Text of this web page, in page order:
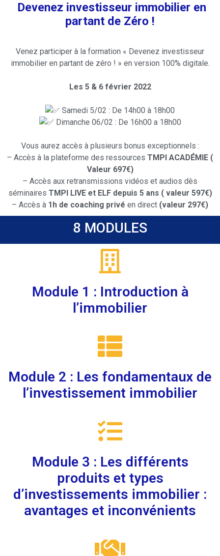
Devenez investisseur immobilier en
partant de Zéro !
Venez participer à la formation « Devenez investisseur
immobilier en partant de zéro ! » en version 100% digitale.
Les 5 & 6 février 2022
Samedi 5/02 : De 14h00 à 18h00
Dimanche 06/02 : De 16h00 a 18h00
Vous aurez accès à plusieurs bonus exceptionnels :
– Accès à la plateforme des ressources TMPI ACADÉMIE (
Valeur 697€)
– Accès aux retransmissions vidéos et audios dès
séminaires TMPI LIVE et ELF depuis 5 ans ( valeur 597€)
– Accès à 1h de coaching privé en direct (valeur 297€)
8 MODULES
Module 1 : Introduction à
l’immobilier
Module 2 : Les fondamentaux de
l’investissement immobilier
Module 3 : Les différents
produits et types
d’investissements immobilier :
avantages et inconvénients